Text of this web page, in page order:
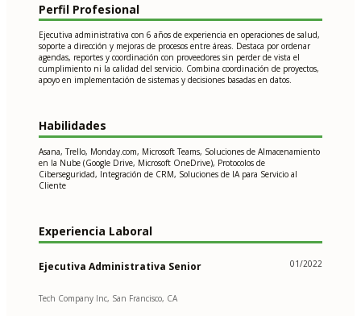
Perfil Profesional
Ejecutiva administrativa con 6 años de experiencia en operaciones de salud,
soporte a dirección y mejoras de procesos entre áreas. Destaca por ordenar
agendas, reportes y coordinación con proveedores sin perder de vista el
cumplimiento ni la calidad del servicio. Combina coordinación de proyectos,
apoyo en implementación de sistemas y decisiones basadas en datos.
Habilidades
Asana, Trello, Monday.com, Microsoft Teams, Soluciones de Almacenamiento
en la Nube (Google Drive, Microsoft OneDrive), Protocolos de
Ciberseguridad, Integración de CRM, Soluciones de IA para Servicio al
Cliente
Experiencia Laboral
Ejecutiva Administrativa Senior 01/2022
Tech Company Inc, San Francisco, CA